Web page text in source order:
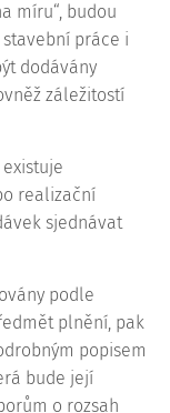
míru“, budou
práce i
dodávány
záležitostí
realizační
sjednávat
podle
plnění, pak
popisem
bude její
o rozsah